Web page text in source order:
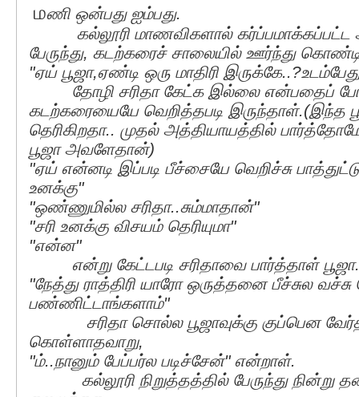
மணி ஒன்பது ஐம்பது.
கல்லூரி மாணவிகளால் கர்ப்பமாக்கப்பட்ட
பேருந்து, கடற்கரைச் சாலையில் ஊர்ந்து
"ஏய் பூஜா,ஏண்டி ஒரு மாதிரி
தோழி சரிதா கேட்க இல்லை என்பதைப் போல
கடற்கரையையே வெறித்தபடி இருந்தாள்.(இந்த
தெரிகிறதா.. முதல் அத்தியாயத்தில்
பூஜா அவளேதான்)
"ஏய் என்னடி இப்படி பீச்சையே வெறிச்சு
உனக்கு"
"ஒண்ணுமில்ல சரிதா..சும்மாதான்"
"சரி உனக்கு விசயம் தெரியுமா"
"என்ன"
என்று கேட்டபடி சரிதாவை பார்த்தாள் பூஜா.
"நேத்து ராத்திரி யாரோ ஒருத்தனை பீச்சுல
பண்ணிட்டாங்களாம்"
சரிதா சொல்ல பூஜாவுக்கு குப்பென
கொள்ளாதவாறு,
"ம்..நானும் பேப்பர்ல படிச்சேன்" என்றாள்.
கல்லூரி நிறுத்தத்தில் பேருந்து நின்று